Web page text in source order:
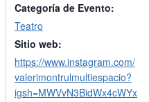
Categoría de Evento:
Teatro
Sitio web:
https://www.instagram.com/
valerimontrulmultiespacio?
igsh=MWVvN3BidWx4cWYx